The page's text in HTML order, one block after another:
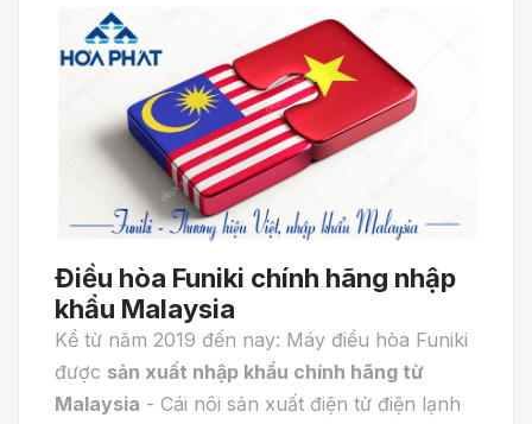
Điều hòa Funiki chính hãng nhập
khẩu Malaysia
Kể từ năm 2019 đến nay: Máy điều hòa Funiki
được sản xuất nhập khẩu chính hãng từ
Malaysia - Cái nôi sản xuất điện tử điện lạnh